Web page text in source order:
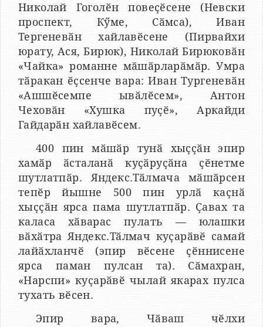
Николай Гоголӗн повеҫӗсене (Невски
проспект, Кӳме, Сӑмса), Иван
Тергеневӑн хайлавӗсене (Пирвайхи
юрату, Ася, Бирюк), Николай Бирюковӑн
«Чайка» романне мӑшӑрларӑмӑр. Умра
тӑракан ӗҫсенче вара: Иван Тургеневӑн
«Ашшӗсемпе ывӑлӗсем», Антон
Чеховӑн «Хушка пуҫӗ», Аркайди
Гайдарӑн хайлавӗсем.
400 пин мӑшӑр тунӑ хыҫҫӑн эпир
хамӑр ӑсталанӑ куҫӑруҫӑна ҫӗнетме
шутлатпӑр. Яндекс.Тӑлмача мӑшӑрсен
тепӗр йышне 500 пин урлӑ каҫнӑ
хыҫҫӑн ярса пама шутлатпӑр. Ҫавах та
каласа хӑварас пулать — юлашки
вӑхӑтра Яндекс.Тӑлмач куҫарӑвӗ самай
лайӑхланчӗ (эпир вӗсене ҫӗннисене
ярса паман пулсан та). Сӑмахран,
«Нарспи» куҫарӑвӗ чылай якарах пулса
тухать вӗсен.
Эпир вара, Чӑваш чӗлхи